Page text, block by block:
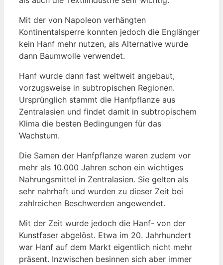
Mit der von Napoleon verhängten
Kontinentalsperre konnten jedoch die Englänger
kein Hanf mehr nutzen, als Alternative wurde
dann Baumwolle verwendet.
Hanf wurde dann fast weltweit angebaut,
vorzugsweise in subtropischen Regionen.
Ursprünglich stammt die Hanfpflanze aus
Zentralasien und findet damit in subtropischem
Klima die besten Bedingungen für das
Wachstum.
Die Samen der Hanfpflanze waren zudem vor
mehr als 10.000 Jahren schon ein wichtiges
Nahrungsmittel in Zentralasien. Sie gelten als
sehr nahrhaft und wurden zu dieser Zeit bei
zahlreichen Beschwerden angewendet.
Mit der Zeit wurde jedoch die Hanf- von der
Kunstfaser abgelöst. Etwa im 20. Jahrhundert
war Hanf auf dem Markt eigentlich nicht mehr
präsent. Inzwischen besinnen sich aber immer